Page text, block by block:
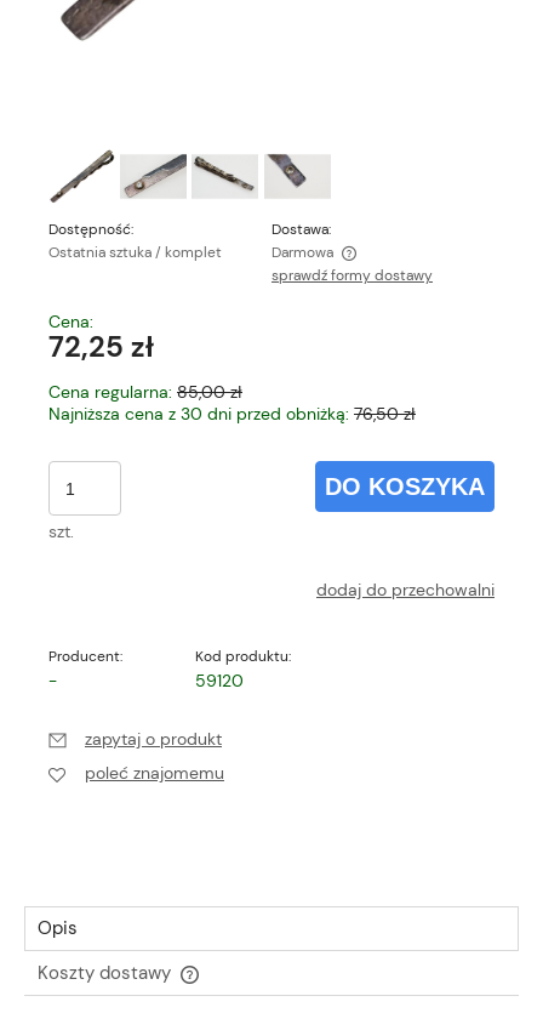
Dostępność:
Ostatnia sztuka / komplet
Dostawa:
Darmowa
Cena nie zawiera ewentualnych kosztów płatności
sprawdź formy dostawy
Cena:
72,25 zł
Cena regularna: 85,00 zł
Najniższa cena z 30 dni przed obniżką: 76,50 zł
szt.
DO KOSZYKA
dodaj do przechowalni
Producent:
-
Kod produktu:
59120
zapytaj o produkt
poleć znajomemu
Opis
Koszty dostawy
Cena nie zawiera ewentualnych kosztów płatności